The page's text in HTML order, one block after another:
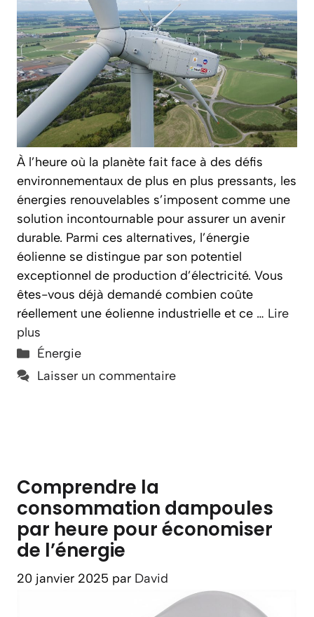
À l’heure où la planète fait face à des défis
environnementaux de plus en plus pressants, les
énergies renouvelables s’imposent comme une
solution incontournable pour assurer un avenir
durable. Parmi ces alternatives, l’énergie
éolienne se distingue par son potentiel
exceptionnel de production d’électricité. Vous
êtes-vous déjà demandé combien coûte
réellement une éolienne industrielle et ce … Lire
plus
Catégories
Énergie
Laisser un commentaire
Comprendre la
consommation dampoules
par heure pour économiser
de l’énergie
20 janvier 2025 par David